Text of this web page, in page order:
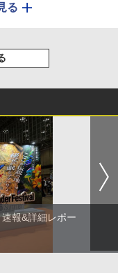
る
報&詳細レポー